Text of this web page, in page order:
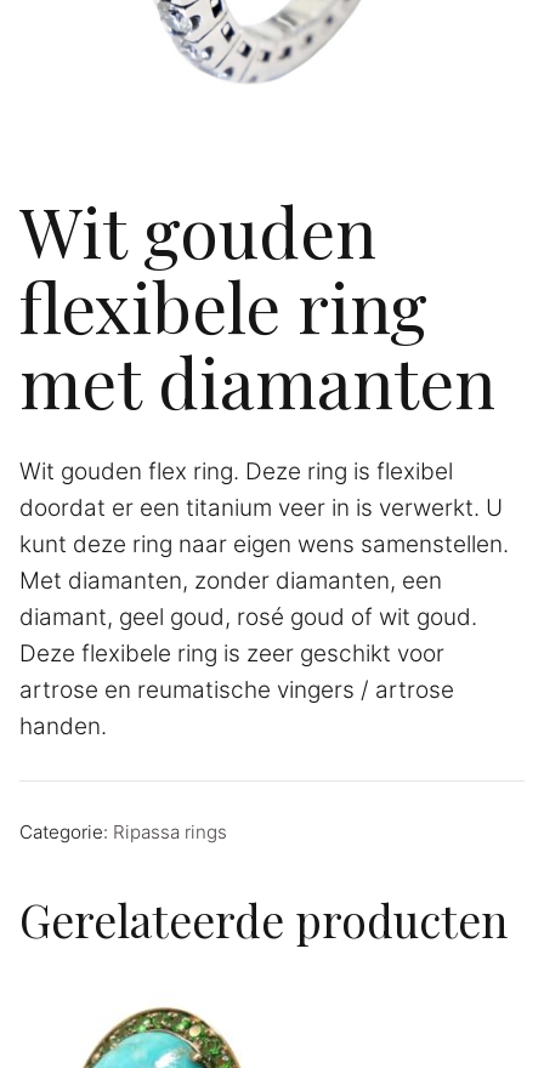
Wit gouden
flexibele ring
met diamanten
Wit gouden flex ring. Deze ring is flexibel
doordat er een titanium veer in is verwerkt. U
kunt deze ring naar eigen wens samenstellen.
Met diamanten, zonder diamanten, een
diamant, geel goud, rosé goud of wit goud.
Deze flexibele ring is zeer geschikt voor
artrose en reumatische vingers / artrose
handen.
Categorie: Ripassa rings
Gerelateerde producten